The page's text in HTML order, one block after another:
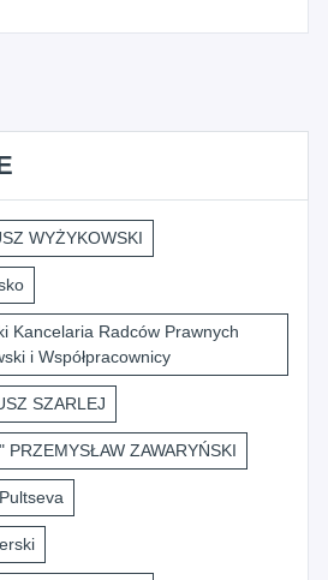
WYŻYKOWSKI
Kancelaria Radców Prawnych
i Współpracownicy
SZARLEJ
ZAWARYŃSKI